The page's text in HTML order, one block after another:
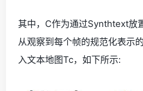
其中，C作为通过Synthtext放
从观察到每个帧的规范化表示
入文本地图Tc，如下所示: